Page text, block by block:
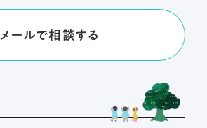
メールで相談する